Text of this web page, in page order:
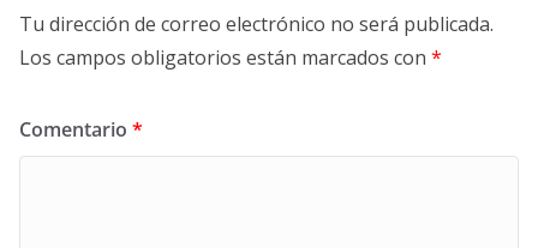
Tu dirección de correo electrónico no será publicada.
Los campos obligatorios están marcados con *
Comentario *